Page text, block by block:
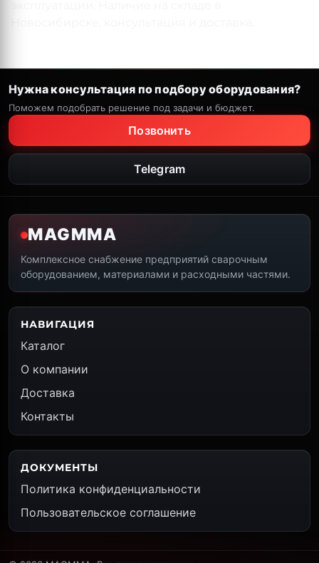
Нужна консультация по подбору оборудования?
Поможем подобрать решение под задачи и бюджет.
Позвонить
Telegram
MAGMMA
Комплексное снабжение предприятий сварочным
оборудованием, материалами и расходными частями.
НАВИГАЦИЯ
Каталог
О компании
Доставка
Контакты
ДОКУМЕНТЫ
Политика конфиденциальности
Пользовательское соглашение